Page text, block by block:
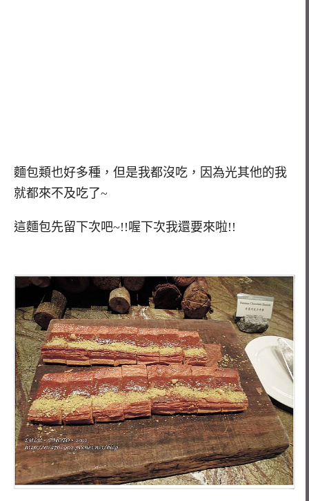
麵包類也好多種，但是我都沒吃，因為光其他的我
就都來不及吃了~
這麵包先留下次吧~!!喔下次我還要來啦!!